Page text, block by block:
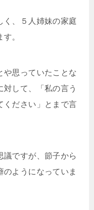
く、５人姉妹の家庭
。
や思っていたことな
して、「私の言う
ください」とまで言
議ですが、節子から
ようになっていま